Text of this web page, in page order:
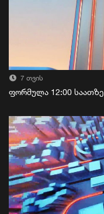
7 თვის
ფორმულა 12:00 საათზე